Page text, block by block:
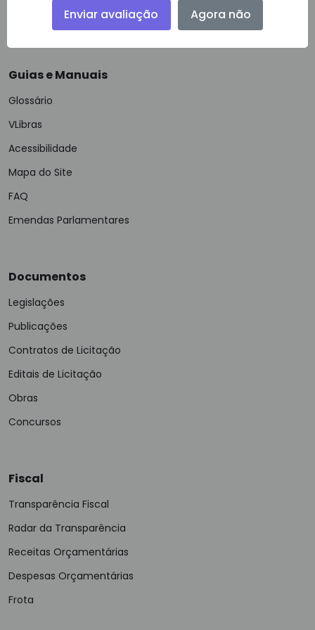
Política de Privacidade
Guias e Manuais
Glossário
VLibras
Acessibilidade
Mapa do Site
FAQ
Emendas Parlamentares
Documentos
Legislações
Publicações
Contratos de Licitação
Editais de Licitação
Obras
Concursos
Fiscal
Transparência Fiscal
Radar da Transparência
Receitas Orçamentárias
Despesas Orçamentárias
Frota
Enviar avaliação Agora não